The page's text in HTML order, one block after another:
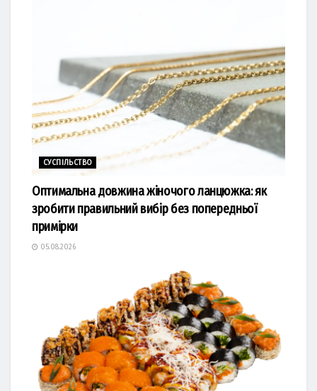
СУСПІЛЬСТВО
Оптимальна довжина жіночого ланцюжка: як
зробити правильний вибір без попередньої
примірки
05.08.2026